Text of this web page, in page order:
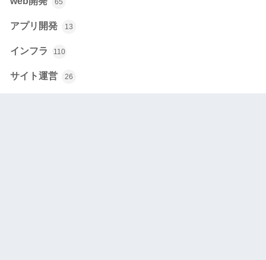
アプリ開発 13
インフラ 110
サイト運営 26